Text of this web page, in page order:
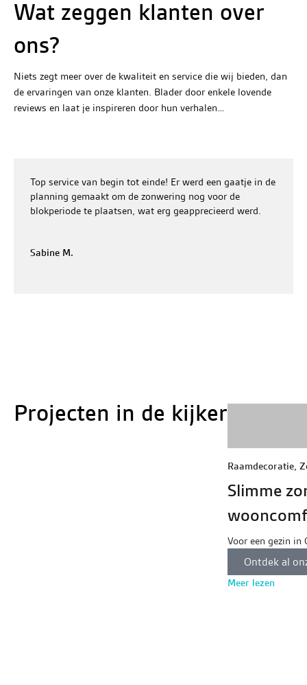
Wat zeggen klanten over
ons?
Niets zegt meer over de kwaliteit en service die wij bieden, dan
de ervaringen van onze klanten. Blader door enkele lovende
reviews en laat je inspireren door hun verhalen…
Top service van begin tot einde! Er werd een gaatje in de
planning gemaakt om de zonwering nog voor de
blokperiode te plaatsen, wat erg geapprecieerd werd.
Sabine M.
Projecten in de kijker
Raamdecoratie,
Slimme
Voor een gezin in
van
als buiten een
wilden de
Meer lezen
Ontdek al